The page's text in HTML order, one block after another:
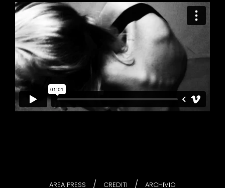
AREA PRESS / CREDITI / ARCHIVIO